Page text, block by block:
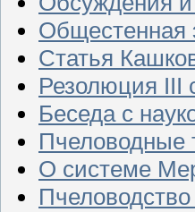
Общестенная
Статья
Резолюция III
Беседа с
Пчеловодные
О системе